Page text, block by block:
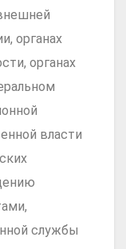
органах
органах
власти
службы